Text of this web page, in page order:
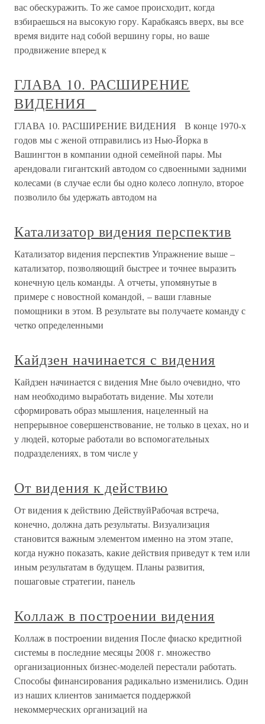
вас обескуражить. То же самое происходит, когда
взбираешься на высокую гору. Карабкаясь вверх, вы все
время видите над собой вершину горы, но ваше
продвижение вперед к
ГЛАВА 10. РАСШИРЕНИЕ
ВИДЕНИЯ
ГЛАВА 10. РАСШИРЕНИЕ ВИДЕНИЯ В конце 1970-х
годов мы с женой отправились из Нью-Йорка в
Вашингтон в компании одной семейной пары. Мы
арендовали гигантский автодом со сдвоенными задними
колесами (в случае если бы одно колесо лопнуло, второе
позволило бы удержать автодом на
Катализатор видения перспектив
Катализатор видения перспектив Упражнение выше –
катализатор, позволяющий быстрее и точнее выразить
конечную цель команды. А отчеты, упомянутые в
примере с новостной командой, – ваши главные
помощники в этом. В результате вы получаете команду с
четко определенными
Кайдзен начинается с видения
Кайдзен начинается с видения Мне было очевидно, что
нам необходимо выработать видение. Мы хотели
сформировать образ мышления, нацеленный на
непрерывное совершенствование, не только в цехах, но и
у людей, которые работали во вспомогательных
подразделениях, в том числе у
От видения к действию
От видения к действию ДействуйРабочая встреча,
конечно, должна дать результаты. Визуализация
становится важным элементом именно на этом этапе,
когда нужно показать, какие действия приведут к тем или
иным результатам в будущем. Планы развития,
пошаговые стратегии, панель
Коллаж в построении видения
Коллаж в построении видения После фиаско кредитной
системы в последние месяцы 2008 г. множество
организационных бизнес-моделей перестали работать.
Способы финансирования радикально изменились. Один
из наших клиентов занимается поддержкой
некоммерческих организаций на